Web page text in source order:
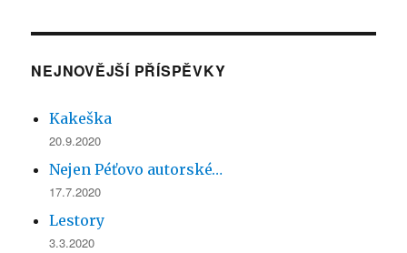
NEJNOVĚJŠÍ PŘÍSPĚVKY
Kakeška
20.9.2020
Nejen Péťovo autorské…
17.7.2020
Lestory
3.3.2020